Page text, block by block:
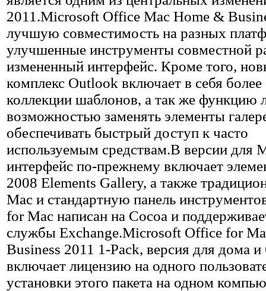
2011.Microsoft Office Mac Home &
лучшую совместимость на разных
улучшенные инструменты совместной
измененный интерфейс. Кроме того,
комплекс Outlook включает в себя
коллекции шаблонов, а так же функцию
возможностью заменять элементы
обеспечивать быстрый доступ к часто
используемым средствам.В версии для
интерфейс по-прежнему включает
2008 Elements Gallery, а также
Mac и стандартную панель
for Mac написан на Cocoa и
службы Exchange.Microsoft Office for
Business 2011 1-Pack, версия для дома и
включает лицензию на одного
установки этого пакета на одном